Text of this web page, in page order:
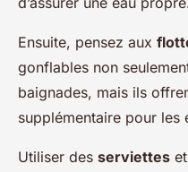
Ensuite, pensez aux
gonflables non
baignades, mais ils
supplémentaire pour les
Utiliser des serviettes